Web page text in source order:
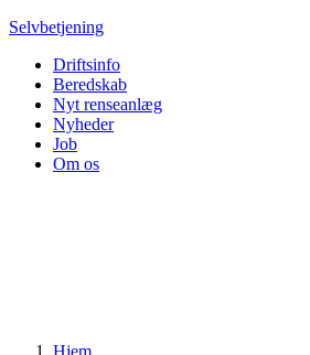
Selvbetjening
Driftsinfo
Beredskab
Nyt renseanlæg
Nyheder
Job
Om os
Hjem